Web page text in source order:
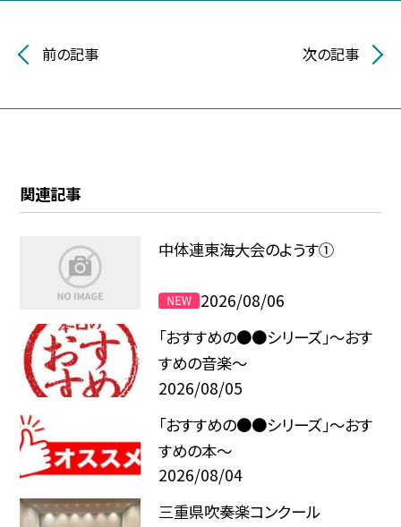
前の記事 次の記事
関連記事
中体連東海大会のようす①
2026/08/06
「おすすめの●●シリーズ」～おす
すめの音楽～
2026/08/05
「おすすめの●●シリーズ」～おす
すめの本～
2026/08/04
三重県吹奏楽コンクール